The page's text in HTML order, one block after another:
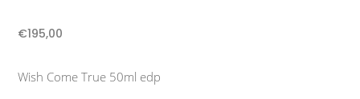
€195,00
Wish Come True 50ml edp